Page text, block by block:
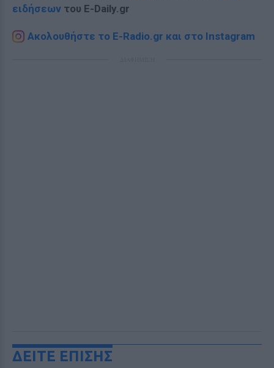
ειδήσεων του E-Daily.gr
Ακολουθήστε το E-Radio.gr και στο Instagram
ΔΕΙΤΕ ΕΠΙΣΗΣ